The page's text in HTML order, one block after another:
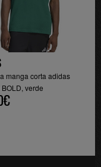
manga corta adidas
verde